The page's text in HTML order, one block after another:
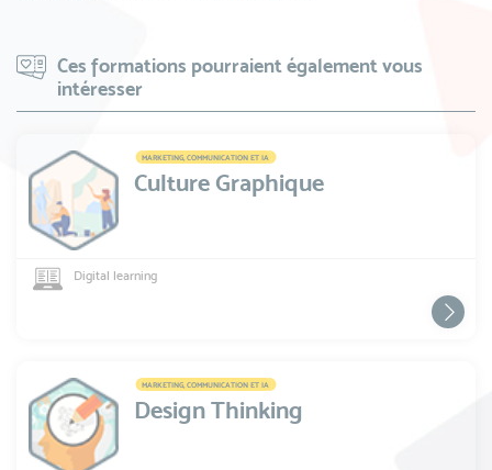
Ces formations pourraient également vous
intéresser
MARKETING, COMMUNICATION ET IA
Culture Graphique
Digital learning
MARKETING, COMMUNICATION ET IA
Design Thinking